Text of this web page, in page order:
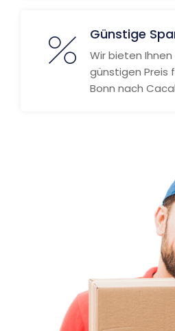
Günstige
Wir bieten
günstigen Preis
Bonn nach